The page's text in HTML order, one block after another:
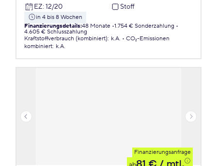
EZ: 12/20 Stoff
in 4 bis 8 Wochen
Finanzierungsdetails:48 Monate 1.754 € Sonderzahlung
4.605 € Schlusszahlung
Kraftstoffverbrauch (kombiniert): k.A.
CO₂-Emissionen
kombiniert: k.A.
Finanzierungsanfrage